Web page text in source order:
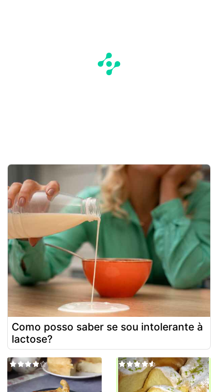
Como posso saber se sou intolerante à
lactose?